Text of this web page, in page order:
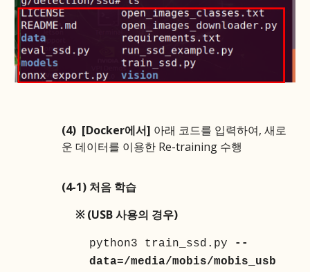
(4) [Docker에서] 아래 코드를 입력하여, 새로
운 데이터를 이용한 Re-training 수행
(4-1) 처음 학습
※(USB 사용의 경우)
python3 train_ssd.py --
data=/media/mobis/mobis_usb